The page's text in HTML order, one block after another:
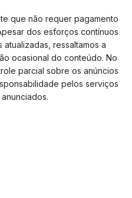
que não requer pagamento
dos esforços contínuos
ressaltamos a
ocasional do conteúdo. No
parcial sobre os anúncios
pelos serviços